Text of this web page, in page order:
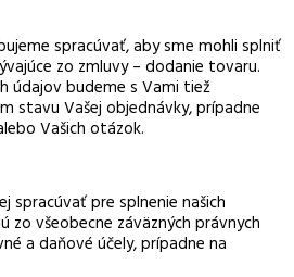
spracúvať, aby sme mohli splniť
zo zmluvy – dodanie tovaru.
údajov budeme s Vami tiež
stavu Vašej objednávky, prípadne
Vašich otázok.
spracúvať pre splnenie našich
zo všeobecne záväzných právnych
a daňové účely, prípadne na